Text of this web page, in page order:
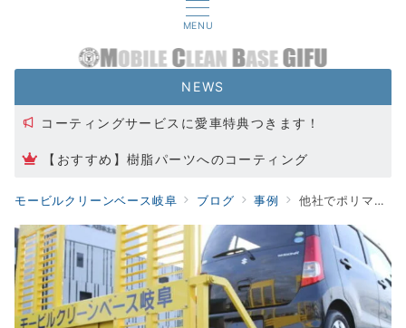
MENU
NEWS
コーティングサービスに愛車特典つきます！
【おすすめ】樹脂パーツへのコーティング
代表取締役交代のお知らせ
カーフィルムキャンペーン実施中！
モービルクリーンベース岐阜 ブログ 事例 他社でポリマー施工したが満足できなかった。この機会に乗り換えたい。